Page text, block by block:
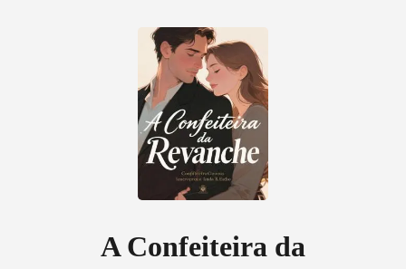
HistóricoA Confeiteira da